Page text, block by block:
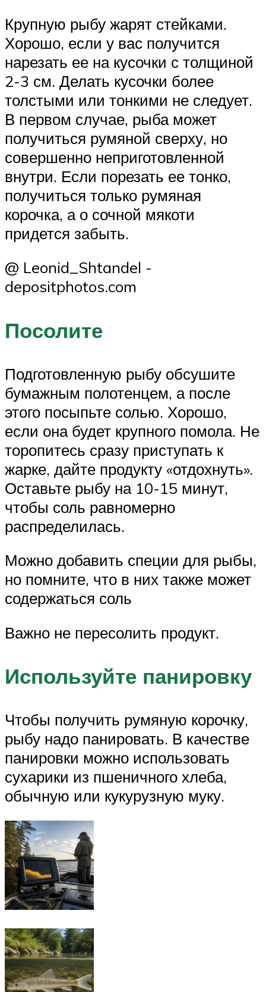
Крупную рыбу жарят стейками.
Хорошо, если у вас получится
нарезать ее на кусочки с толщиной
2-3 см. Делать кусочки более
толстыми или тонкими не следует.
В первом случае, рыба может
получиться румяной сверху, но
совершенно неприготовленной
внутри. Если порезать ее тонко,
получиться только румяная
корочка, а о сочной мякоти
придется забыть.
@ Leonid_Shtandel -
depositphotos.com
Посолите
Подготовленную рыбу обсушите
бумажным полотенцем, а после
этого посыпьте солью. Хорошо,
если она будет крупного помола. Не
торопитесь сразу приступать к
жарке, дайте продукту «отдохнуть».
Оставьте рыбу на 10-15 минут,
чтобы соль равномерно
распределилась.
Можно добавить специи для рыбы,
но помните, что в них также может
содержаться соль
Важно не пересолить продукт.
Используйте панировку
Чтобы получить румяную корочку,
рыбу надо панировать. В качестве
панировки можно использовать
сухарики из пшеничного хлеба,
обычную или кукурузную муку.